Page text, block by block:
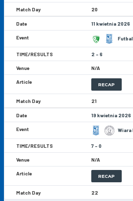
20
11 kwietnia 2026
2 - 6
N/A
RECAP
21
19 kwietnia 2026
Wiara
7 - 0
N/A
RECAP
22